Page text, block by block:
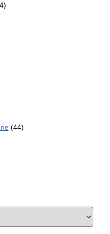
(44)